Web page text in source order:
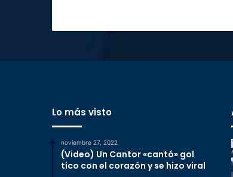
Lo más visto
noviembre 27, 2022
(Video) Un Cantor «cantó» gol
tico con el corazón y se hizo viral